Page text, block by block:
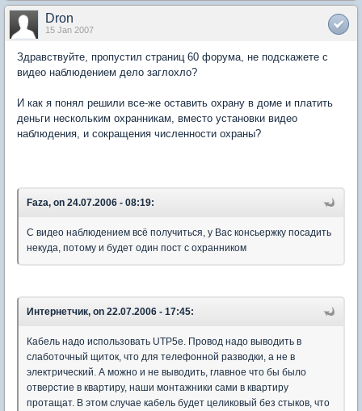
Dron
15 Jan 2007
Здравствуйте, пропустил страниц 60 форума, не подскажете с
видео наблюдением дело заглохло?
И как я понял решили все-же оставить охрану в доме и платить
деньги нескольким охранникам, вместо установки видео
наблюдения, и сокращения численности охраны?
Faza, on 24.07.2006 - 08:19:
С видео наблюдением всё получиться, у Вас консьержку посадить
некуда, потому и будет один пост с охранником
Интернетчик, on 22.07.2006 - 17:45:
Кабель надо использовать UTP5e. Провод надо выводить в
слаботочный щиток, что для телефонной разводки, а не в
электрический. А можно и не выводить, главное что бы было
отверстие в квартиру, наши монтажники сами в квартиру
протащат. В этом случае кабель будет целиковый без стыков, что